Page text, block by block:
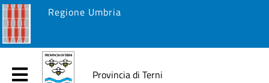
Regione Umbria
Provincia di Terni